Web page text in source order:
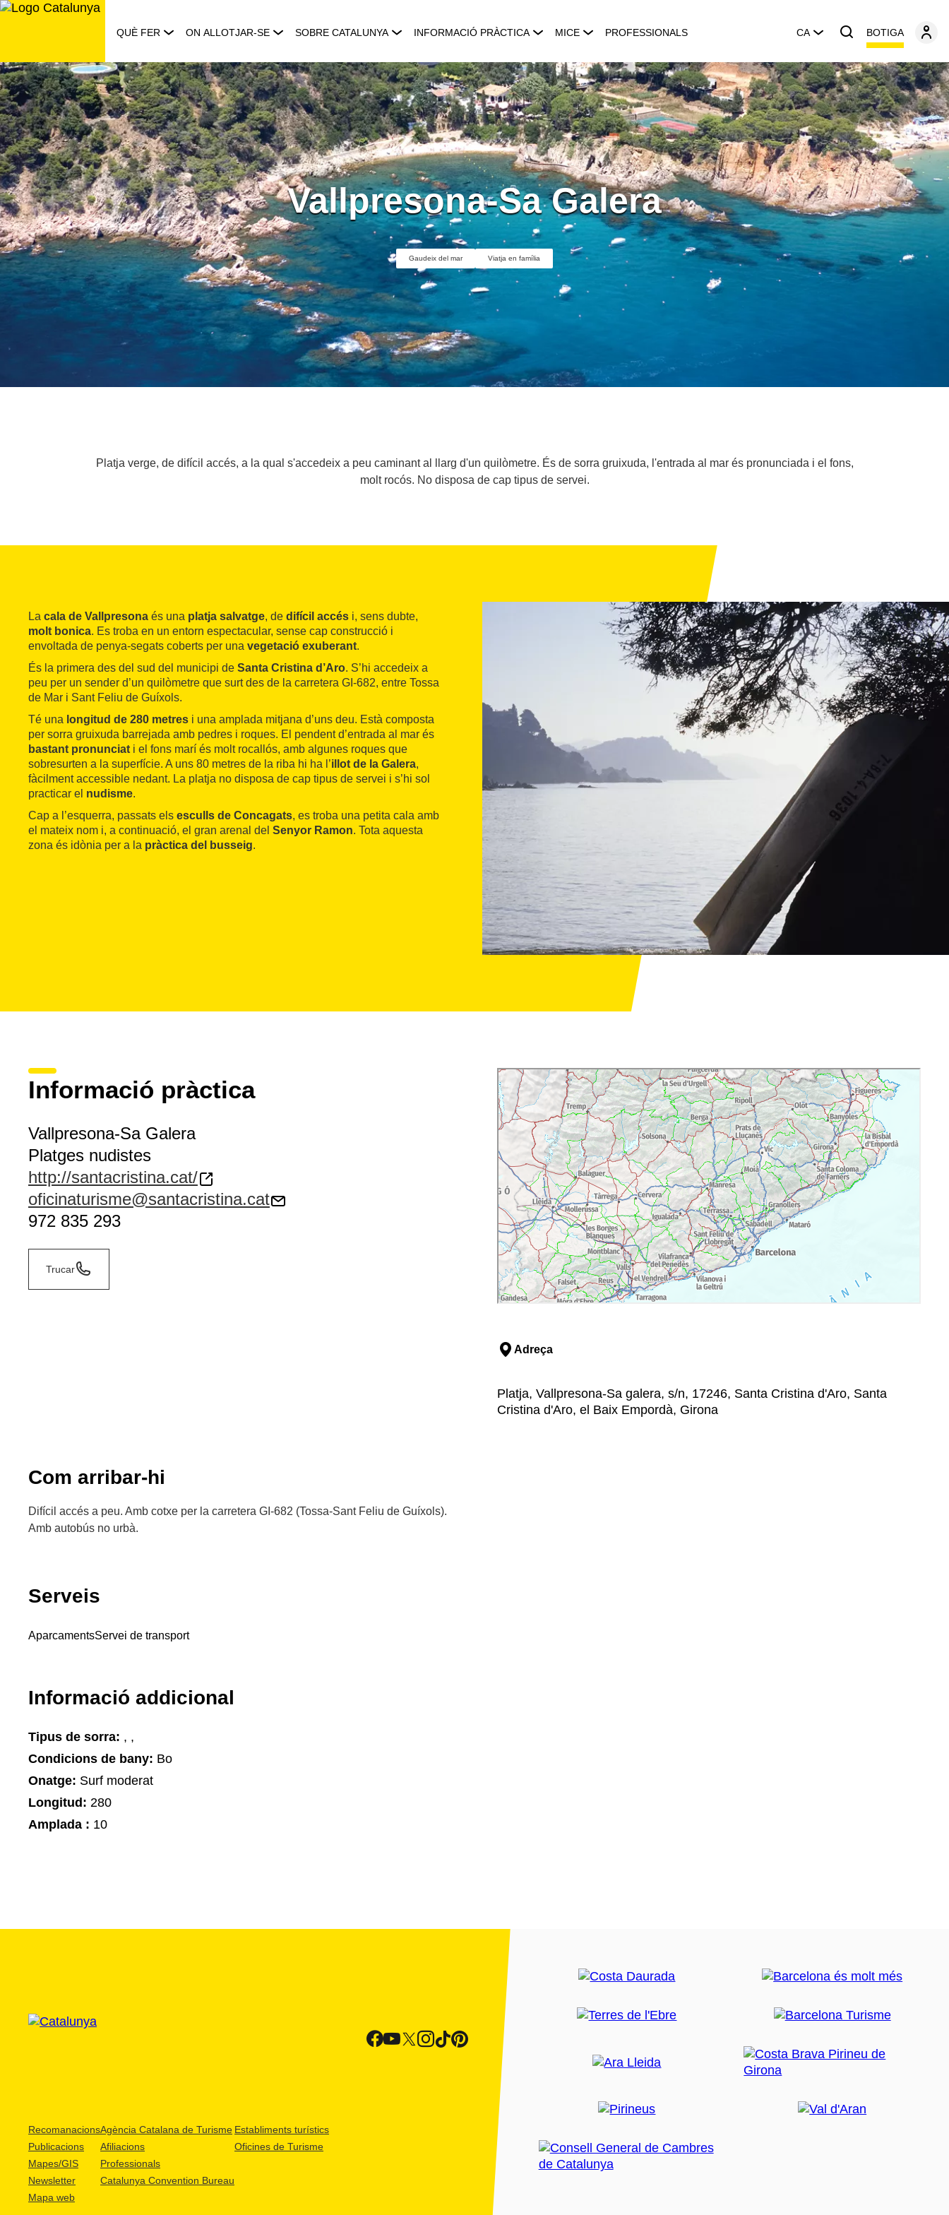
Saltar
QUÈ FER ON ALLOTJAR-SE SOBRE CATALUNYA INFORMACIÓ PRÀCTICA MICE PROFESSIONALS CA BOTIGA
Vallpresona-Sa Galera
Gaudeix del mar Viatja en família
Platja verge, de difícil accés, a la qual s'accedeix a peu caminant al llarg d'un quilòmetre. És de sorra gruixuda, l'entrada al mar és pronunciada i el fons,
molt rocós. No disposa de cap tipus de servei.
La cala de Vallpresona és una platja salvatge, de difícil accés i, sens dubte,
molt bonica. Es troba en un entorn espectacular, sense cap construcció i
envoltada de penya-segats coberts per una vegetació exuberant.
És la primera des del sud del municipi de Santa Cristina d’Aro. S’hi accedeix a
peu per un sender d’un quilòmetre que surt des de la carretera GI-682, entre Tossa
de Mar i Sant Feliu de Guíxols.
Té una longitud de 280 metres i una amplada mitjana d’uns deu. Està composta
per sorra gruixuda barrejada amb pedres i roques. El pendent d’entrada al mar és
bastant pronunciat i el fons marí és molt rocallós, amb algunes roques que
sobresurten a la superfície. A uns 80 metres de la riba hi ha l’illot de la Galera,
fàcilment accessible nedant. La platja no disposa de cap tipus de servei i s’hi sol
practicar el nudisme.
Cap a l’esquerra, passats els esculls de Concagats, es troba una petita cala amb
el mateix nom i, a continuació, el gran arenal del Senyor Ramon. Tota aquesta
zona és idònia per a la pràctica del busseig.
Informació pràctica
Vallpresona-Sa Galera
Platges nudistes
http://santacristina.cat/
oficinaturisme@santacristina.cat
972 835 293
Trucar
Adreça
Platja, Vallpresona-Sa galera, s/n, 17246, Santa Cristina d'Aro, Santa
Cristina d'Aro, el Baix Empordà, Girona
Com arribar-hi
Difícil accés a peu. Amb cotxe per la carretera GI-682 (Tossa-Sant Feliu de Guíxols).
Amb autobús no urbà.
Serveis
AparcamentsServei de transport
Informació addicional
Tipus de sorra: , ,
Condicions de bany: Bo
Onatge: Surf moderat
Longitud: 280
Amplada : 10
Recomanacions
Publicacions
Mapes/GIS
Newsletter
Mapa web
Agència Catalana de Turisme
Afiliacions
Professionals
Catalunya Convention Bureau
Establiments turístics
Oficines de Turisme